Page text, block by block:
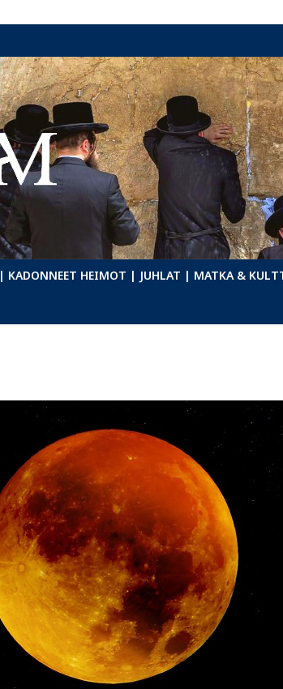
| KADONNEET HEIMOT | JUHLAT | MATKA &